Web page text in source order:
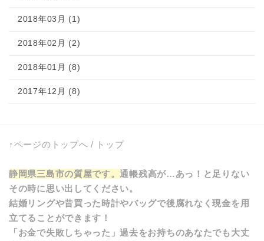
2018年03月 (1)
2018年02月 (2)
2018年01月 (8)
2017年12月 (8)
↑ページのトップへ / トップ
静岡県三島市の質屋です。通帳残高が…あっ！と足りない
その時に思い出してください。
結婚リングや昔買った時計やバッグで後腐れなく現金を用
立てることができます！
「お金で失敗しちゃった」過去をお持ちのあなたでも大丈